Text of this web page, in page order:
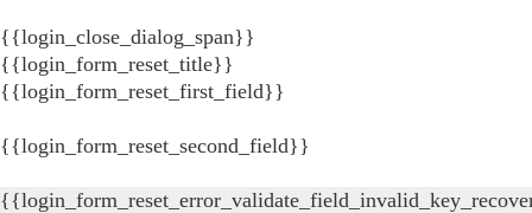
{{login_close_dialog_span}}
{{login_form_reset_title}}
{{login_form_reset_first_field}}
{{login_form_reset_second_field}}